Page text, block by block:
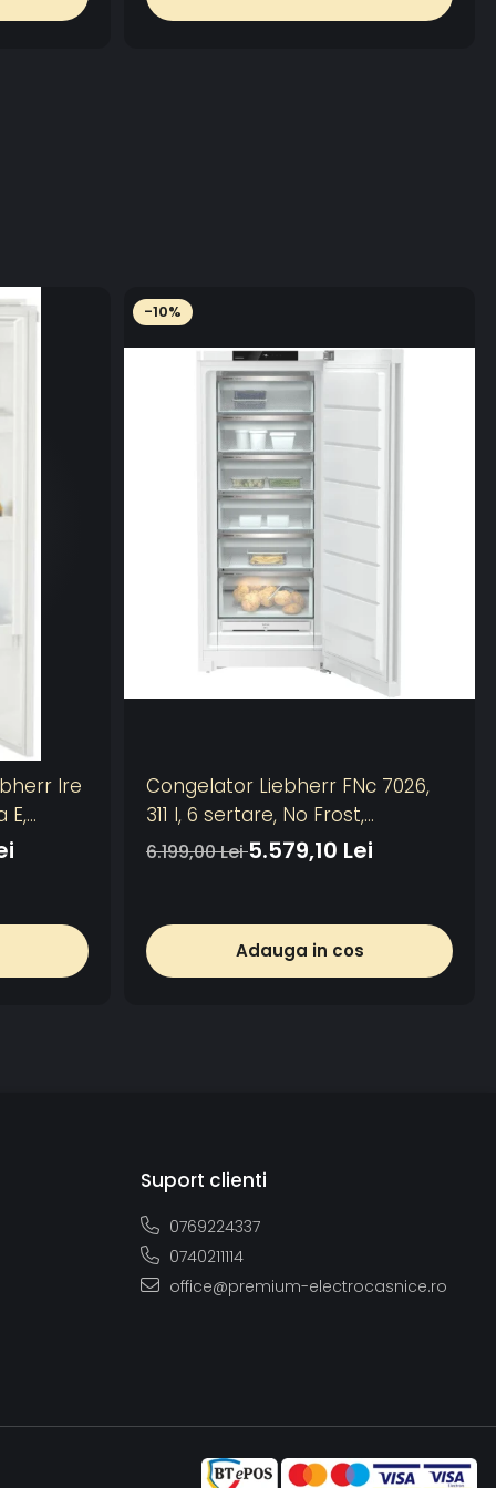
INTRE HOTA SI PLITA
opțiunea de recirculare prin difuzor de tavan cu filtru
ușor de curățat care colectează grăsimile rezultate in
de gătire.
fi customizat in functie de nevoie si posibilitati .
de funcționare automată a motorului 10 min. în
de 5 ore.
Ire
E,
-10%
Congelator Liebherr FNc 7026,
311 l, 6 sertare, No Frost,
SuperFrost, Clasa C,
6.199,00 Lei5.579,10 Lei
Adauga in cos
Suport clienti
0769224337
0740211114
office@premium-electrocasnice.ro